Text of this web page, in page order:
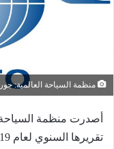
منظمة السياحة العالمية: